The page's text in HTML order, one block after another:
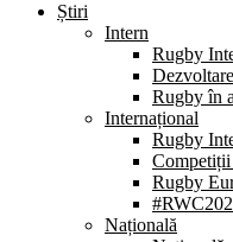
Știri
Intern
Rugby
Dezvoltare
Rugby în
Internațional
Rugby
Rugby
Națională